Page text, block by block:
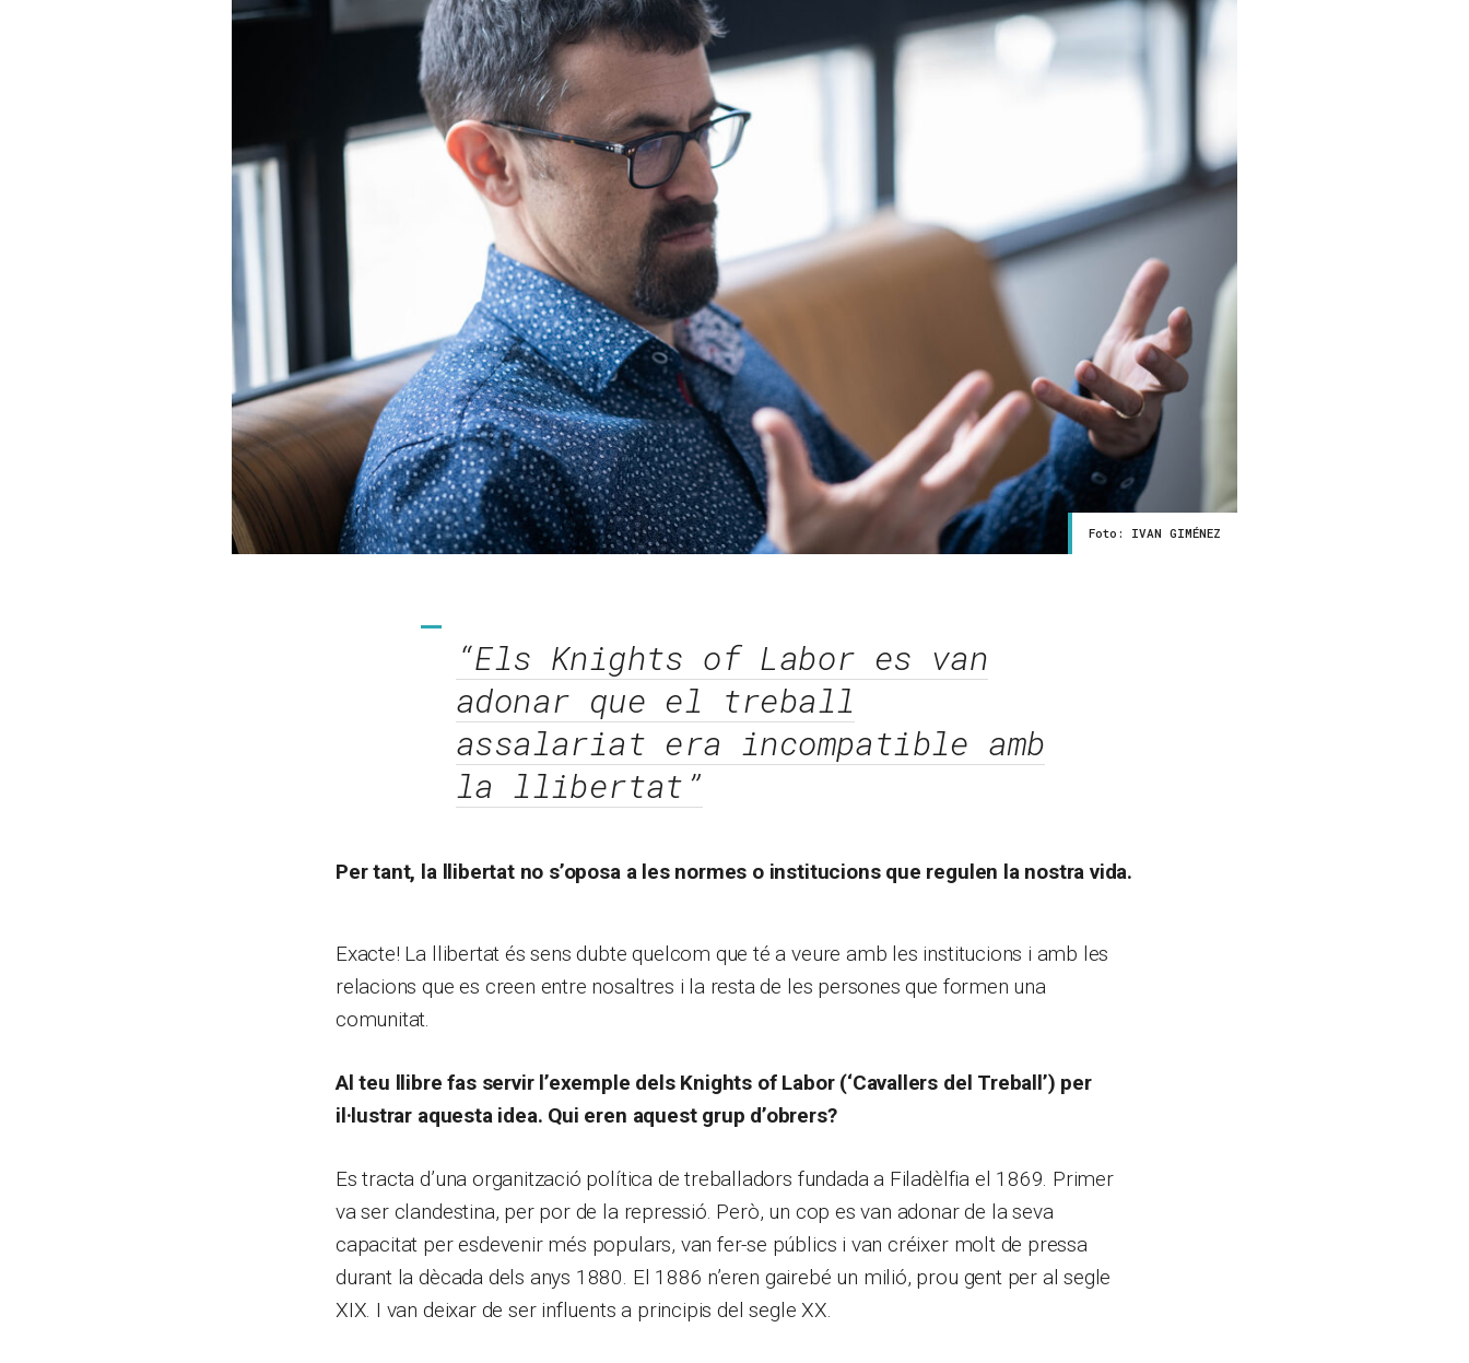
Foto: IVAN GIMÉNEZ
“Els Knights of Labor es van
adonar que el treball
assalariat era incompatible amb
la llibertat”
Per tant, la llibertat no s’oposa a les normes o institucions que regulen la nostra vida.
Exacte! La llibertat és sens dubte quelcom que té a veure amb les institucions i amb les
relacions que es creen entre nosaltres i la resta de les persones que formen una
comunitat.
Al teu llibre fas servir l’exemple dels Knights of Labor (‘Cavallers del Treball’) per
il·lustrar aquesta idea. Qui eren aquest grup d’obrers?
Es tracta d’una organització política de treballadors fundada a Filadèlfia el 1869. Primer
va ser clandestina, per por de la repressió. Però, un cop es van adonar de la seva
capacitat per esdevenir més populars, van fer-se públics i van créixer molt de pressa
durant la dècada dels anys 1880. El 1886 n’eren gairebé un milió, prou gent per al segle
XIX. I van deixar de ser influents a principis del segle XX.